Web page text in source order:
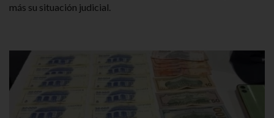
más su situación judicial.